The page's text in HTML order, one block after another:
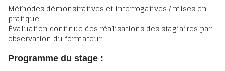
Méthodes démonstratives et interrogatives / mises en
pratique
Évaluation continue des réalisations des stagiaires par
observation du formateur
Programme du stage :